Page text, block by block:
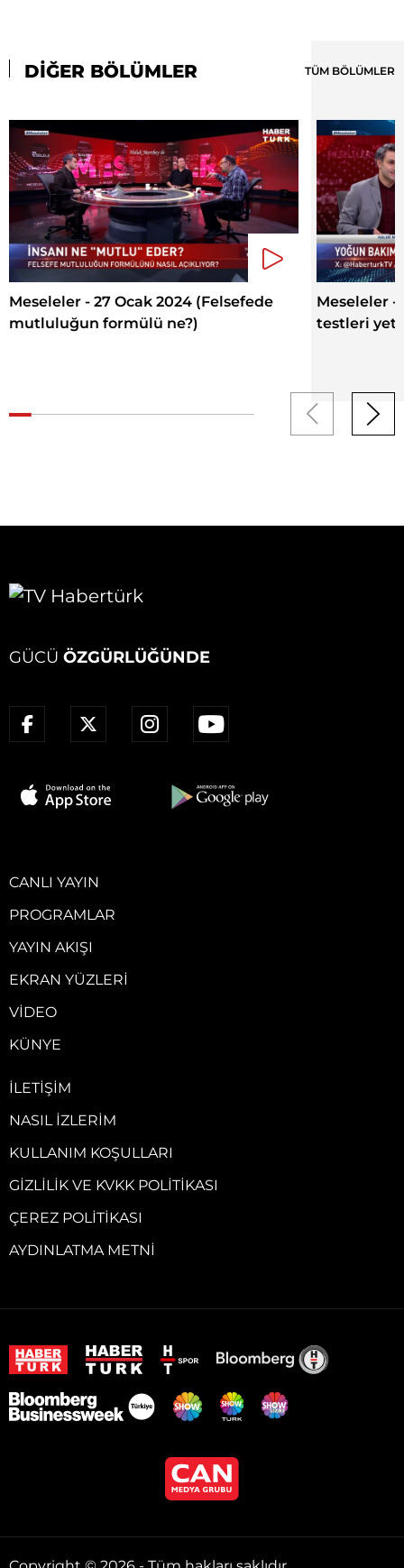
DİĞER BÖLÜMLER TÜM BÖLÜMLER
Meseleler - 27 Ocak 2024 (Felsefede
mutluluğun formülü ne?)
Meseleler -
testleri
GÜCÜ ÖZGÜRLÜĞÜNDE
CANLI YAYIN
PROGRAMLAR
YAYIN AKIŞI
EKRAN YÜZLERI
VIDEO
KÜNYE
İLETIŞIM
NASIL İZLERIM
KULLANIM KOŞULLARI
GIZLILIK VE KVKK POLITIKASI
ÇEREZ POLITIKASI
AYDINLATMA METNI